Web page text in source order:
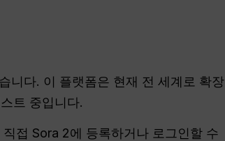
니다. 이 플랫폼은 현재 전 세계로 확장
트 중입니다.
접 Sora 2에 등록하거나 로그인할 수